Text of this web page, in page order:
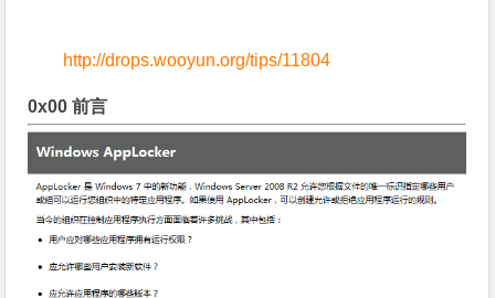
http://drops.wooyun.org/tips/11804
0x00 前言